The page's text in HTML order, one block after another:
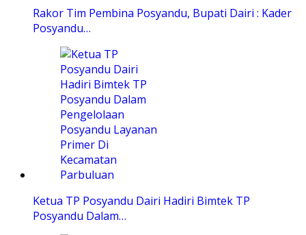
Rakor Tim Pembina Posyandu, Bupati Dairi : Kader
Posyandu…
Ketua TP Posyandu Dairi Hadiri Bimtek TP
Posyandu Dalam…